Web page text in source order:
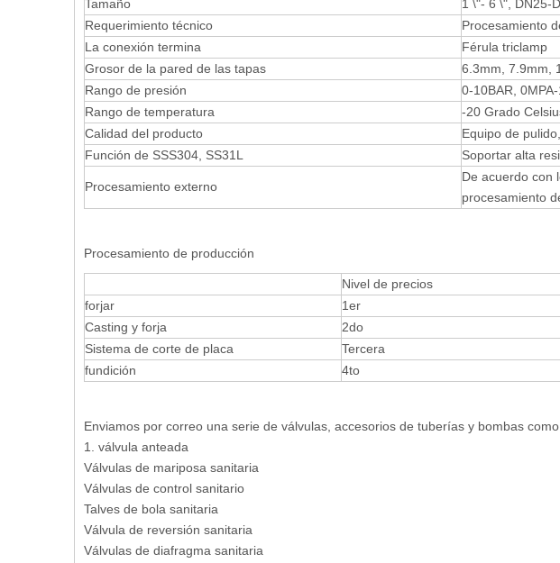
Tamaño
1 \"- 6 \", DN25-
Requerimiento técnico
Procesamiento
La conexión termina
Férula triclamp
Grosor de la pared de las tapas
6.3mm, 7.9mm,
Rango de presión
0-10BAR,
Rango de temperatura
-20 Grado
Calidad del producto
Equipo de
Función de SSS304, SS31L
Soportar alta
Procesamiento externo
De acuerdo con
procesamiento
Procesamiento de producción
Nivel de precios
forjar
1er
Casting y forja
2do
Sistema de corte de placa
Tercera
fundición
4to
Enviamos por correo una serie de válvulas, accesorios de tuberías y bombas como
1. válvula anteada
Válvulas de mariposa sanitaria
Válvulas de control sanitario
Talves de bola sanitaria
Válvula de reversión sanitaria
Válvulas de diafragma sanitaria